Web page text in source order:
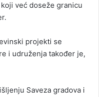
već doseže granicu
projekti se
i udruženja također je,
Saveza gradova i